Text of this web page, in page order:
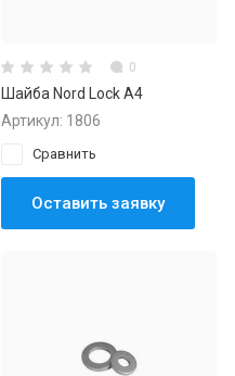
0
Шайба Nord Lock А4
Артикул: 1806
Сравнить
Оставить заявку